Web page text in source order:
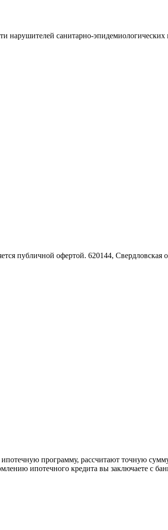
нарушителей санитарно-
публичной офертой. 620144,
программу, рассчитают точную
ипотечного кредита вы заключаете с